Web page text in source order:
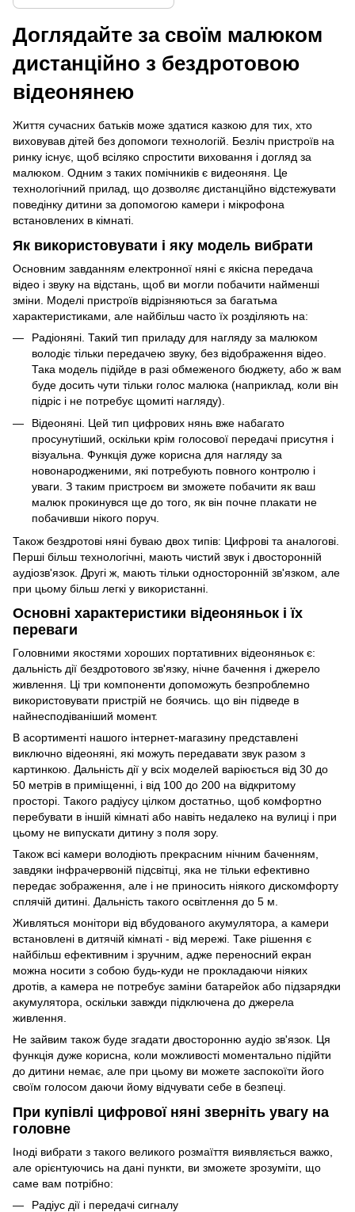
Доглядайте за своїм малюком
дистанційно з бездротовою
відеонянею
Життя сучасних батьків може здатися казкою для тих, хто
виховував дітей без допомоги технологій. Безліч пристроїв на
ринку існує, щоб всіляко спростити виховання і догляд за
малюком. Одним з таких помічників є видеоняня. Це
технологічний прилад, що дозволяє дистанційно відстежувати
поведінку дитини за допомогою камери і мікрофона
встановлених в кімнаті.
Як використовувати і яку модель вибрати
Основним завданням електронної няні є якісна передача
відео і звуку на відстань, щоб ви могли побачити найменші
зміни. Моделі пристроїв відрізняються за багатьма
характеристиками, але найбільш часто їх розділяють на:
Радіоняні. Такий тип приладу для нагляду за малюком
володіє тільки передачею звуку, без відображення відео.
Така модель підійде в разі обмеженого бюджету, або ж вам
буде досить чути тільки голос малюка (наприклад, коли він
підріс і не потребує щомиті нагляду).
Відеоняні. Цей тип цифрових нянь вже набагато
просунутіший, оскільки крім голосової передачі присутня і
візуальна. Функція дуже корисна для нагляду за
новонародженими, які потребують повного контролю і
уваги. З таким пристроєм ви зможете побачити як ваш
малюк прокинувся ще до того, як він почне плакати не
побачивши нікого поруч.
Також бездротові няні буваю двох типів: Цифрові та аналогові.
Перші більш технологічні, мають чистий звук і двосторонній
аудіозв'язок. Другі ж, мають тільки односторонній зв'язком, але
при цьому більш легкі у використанні.
Основні характеристики відеоняньок і їх
переваги
Головними якостями хороших портативних відеоняньок є:
дальність дії бездротового зв'язку, нічне бачення і джерело
живлення. Ці три компоненти допоможуть безпроблемно
використовувати пристрій не боячись. що він підведе в
найнесподіваніший момент.
В асортименті нашого інтернет-магазину представлені
виключно відеоняні, які можуть передавати звук разом з
картинкою. Дальність дії у всіх моделей варіюється від 30 до
50 метрів в приміщенні, і від 100 до 200 на відкритому
просторі. Такого радіусу цілком достатньо, щоб комфортно
перебувати в іншій кімнаті або навіть недалеко на вулиці і при
цьому не випускати дитину з поля зору.
Також всі камери володіють прекрасним нічним баченням,
завдяки інфрачервоній підсвітці, яка не тільки ефективно
передає зображення, але і не приносить ніякого дискомфорту
сплячій дитині. Дальність такого освітлення до 5 м.
Живляться монітори від вбудованого акумулятора, а камери
встановлені в дитячій кімнаті - від мережі. Таке рішення є
найбільш ефективним і зручним, адже переносний екран
можна носити з собою будь-куди не прокладаючи ніяких
дротів, а камера не потребує заміни батарейок або підзарядки
акумулятора, оскільки завжди підключена до джерела
живлення.
Не зайвим також буде згадати двосторонню аудіо зв'язок. Ця
функція дуже корисна, коли можливості моментально підійти
до дитини немає, але при цьому ви можете заспокоїти його
своїм голосом даючи йому відчувати себе в безпеці.
При купівлі цифрової няні зверніть увагу на
головне
Іноді вибрати з такого великого розмаїття виявляється важко,
але орієнтуючись на дані пункти, ви зможете зрозуміти, що
саме вам потрібно:
Радіус дії і передачі сигналу